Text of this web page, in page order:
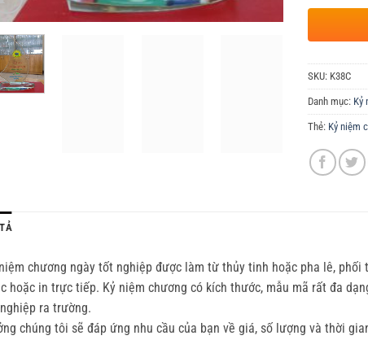
SKU: K38C
Danh mục: Kỷ
Thẻ: Kỷ niệm
chương ngày tốt nghiệp được làm từ thủy tinh hoặc pha lê, phối
hoặc in trực tiếp. Kỷ niệm chương có kích thước, mẫu mã rất đa
ra trường.
chúng tôi sẽ đáp ứng nhu cầu của bạn về giá, số lượng và thời